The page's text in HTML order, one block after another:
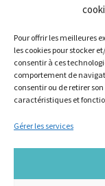
Pour offrir les meilleures
les cookies pour stocker
consentir à ces
comportement de
consentir ou de retirer
caractéristiques et
Gérer les services